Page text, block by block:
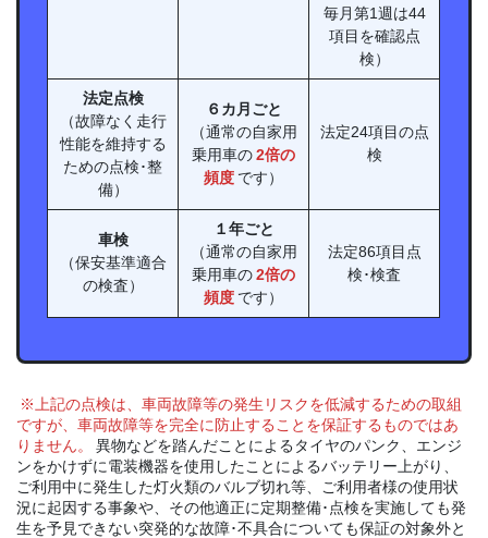
毎月第1週は44
項目を確認点
検）
法定点検
（故障なく走行
性能を維持する
ための点検･整
備）
６カ月ごと
（通常の自家用
乗用車の2倍の
頻度 です）
法定24項目の点
検
車検
（保安基準適合
の検査）
１年ごと
（通常の自家用
乗用車の2倍の
頻度 です）
法定86項目点
検･検査
※上記の点検は、車両故障等の発生リスクを低減するための取組
ですが、車両故障等を完全に防止することを保証するものではあ
りません。
異物などを踏んだことによるタイヤのパンク、エンジ
ンをかけずに電装機器を使用したことによるバッテリー上がり、
ご利用中に発生した灯火類のバルブ切れ等、ご利用者様の使用状
況に起因する事象や、その他適正に定期整備･点検を実施しても発
生を予見できない突発的な故障･不具合についても保証の対象外と